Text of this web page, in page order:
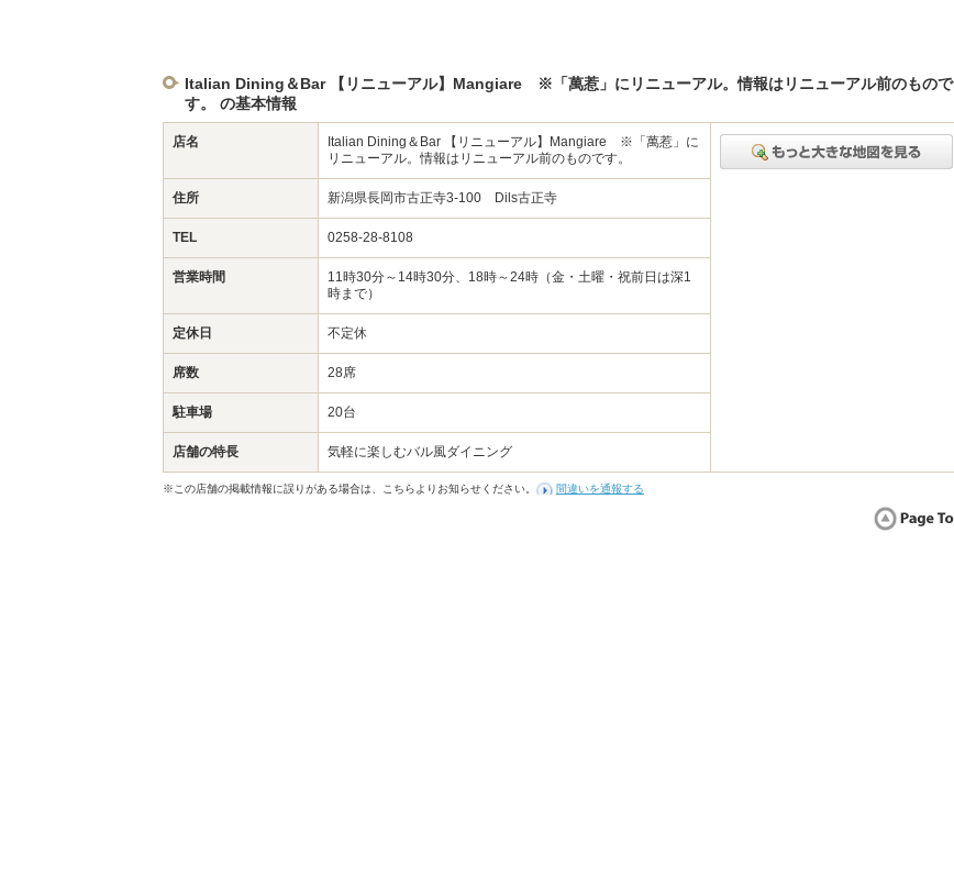
Italian Dining＆Bar 【リニューアル】Mangiare ※「萬惹」にリニューアル。情報はリニューアル前のもので
す。 の基本情報
店名
Italian Dining＆Bar 【リニューアル】Mangiare ※「萬惹」に
リニューアル。情報はリニューアル前のものです。
住所 新潟県長岡市古正寺3-100 Dils古正寺
TEL 0258-28-8108
営業時間
11時30分～14時30分、18時～24時（金・土曜・祝前日は深1
時まで）
定休日 不定休
席数 28席
駐車場 20台
店舗の特長 気軽に楽しむバル風ダイニング
※この店舗の掲載情報に誤りがある場合は、こちらよりお知らせください。 間違いを通報する